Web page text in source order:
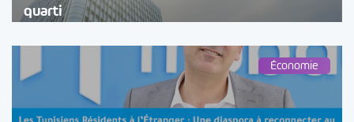
quarti
Économie